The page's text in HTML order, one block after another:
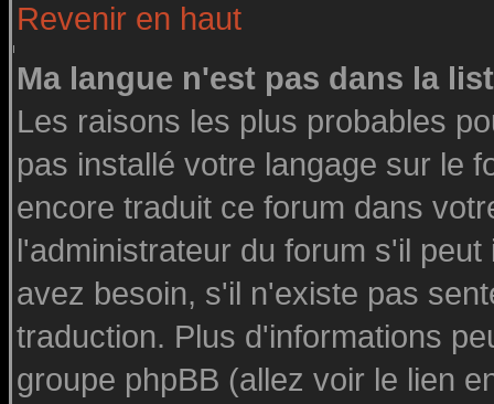
Revenir en haut
Ma langue n'est pas dans la
Les raisons les plus probables
pas installé votre langage sur le
encore traduit ce forum dans
l'administrateur du forum s'il
avez besoin, s'il n'existe pas
traduction. Plus d'informations
groupe phpBB (allez voir le lien